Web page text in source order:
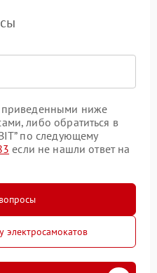
приведенными ниже
либо обратиться в
по следующему
если не нашли ответ на
электросамокатов